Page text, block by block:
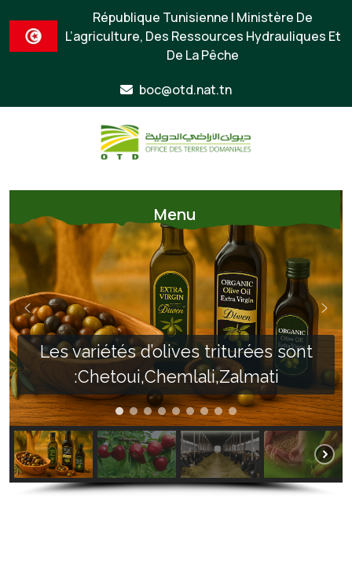
République Tunisienne | Ministère De
L’agriculture, Des Ressources Hydrauliques Et
De La Pêche
boc@otd.nat.tn
Menu
Les variétés d’olives triturées sont
:Chetoui,Chemlali,Zalmati